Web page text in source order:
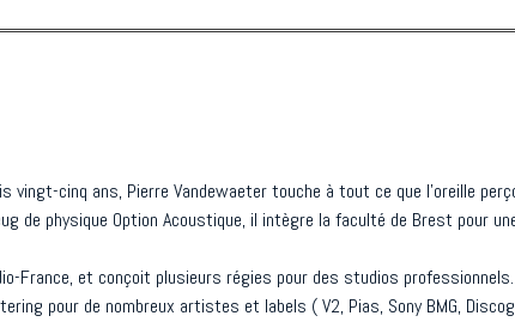
vingt-cinq ans, Pierre Vandewaeter touche à tout ce que l'oreille
de physique Option Acoustique, il intègre la faculté de Brest pour
France, et conçoit plusieurs régies pour des studios professionnels.
pour de nombreux artistes et labels ( V2, Pias, Sony BMG,